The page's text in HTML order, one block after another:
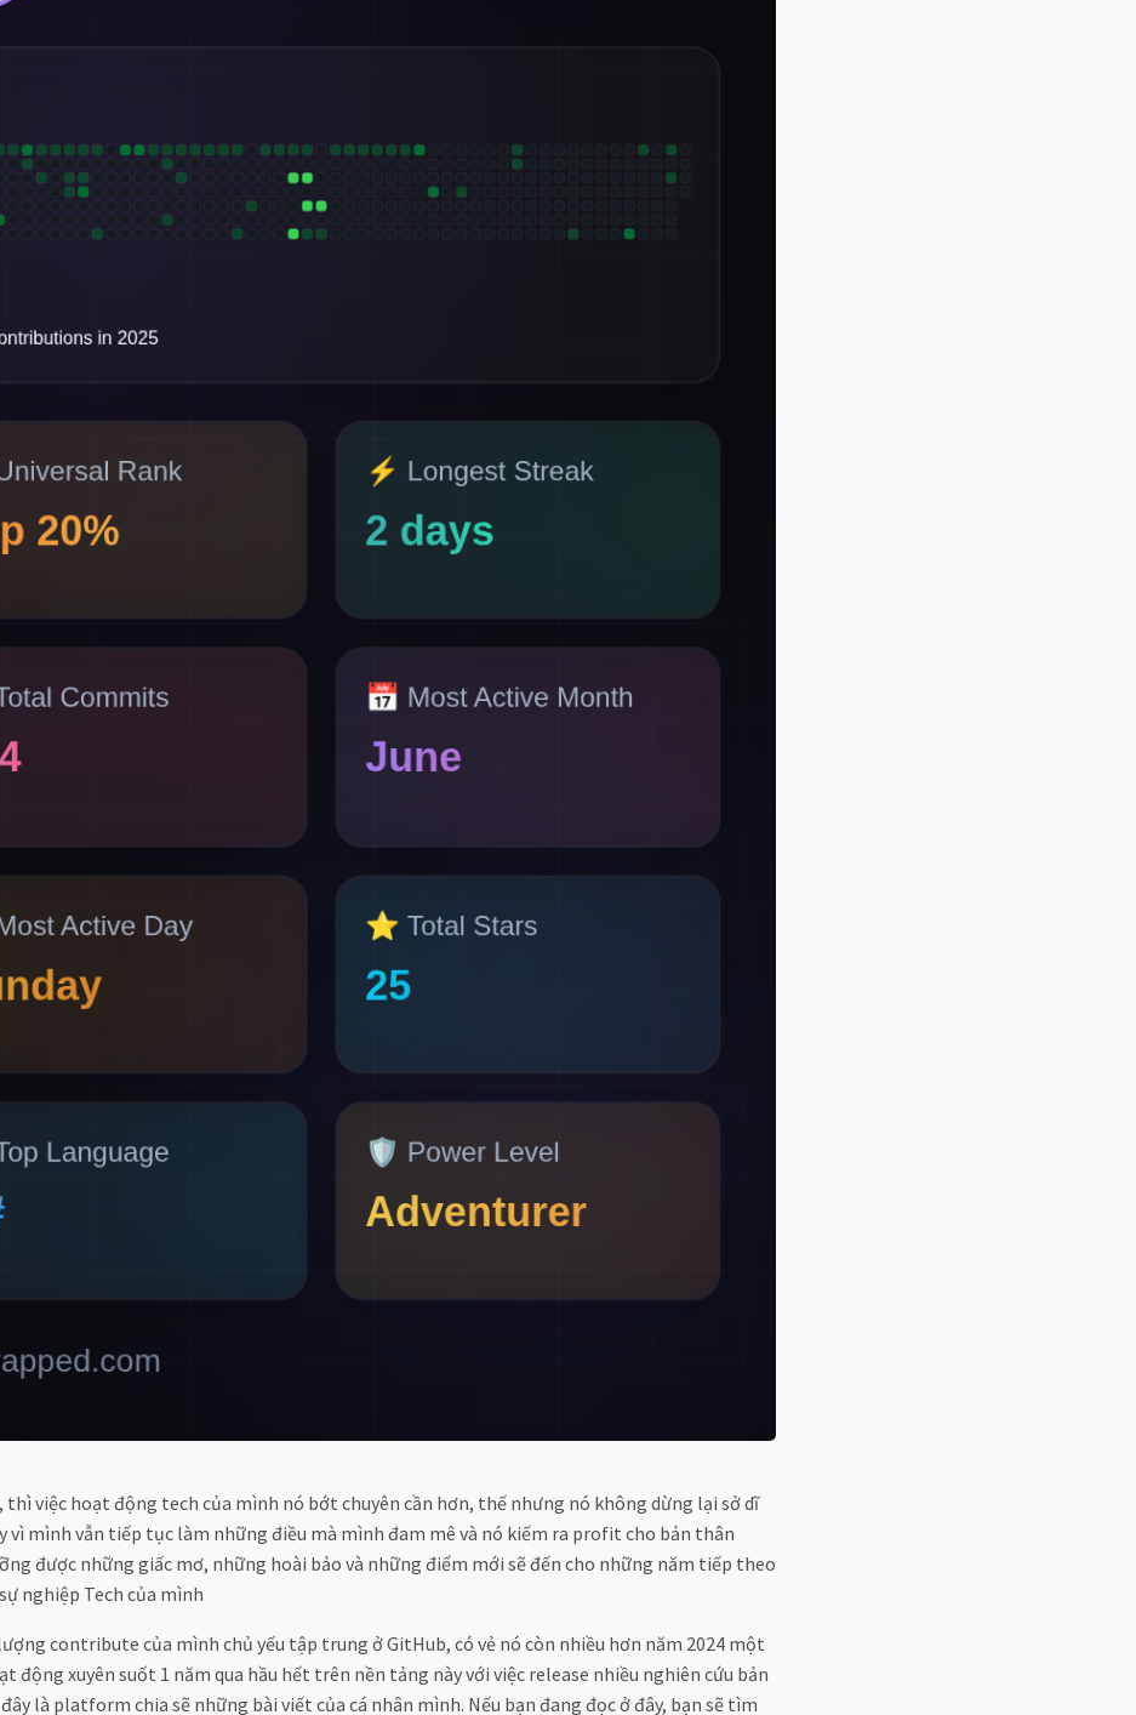
thì việc hoạt động tech của mình nó bớt chuyên cần hơn, thế nhưng nó không dừng lại sở dĩ
vì mình vẫn tiếp tục làm những điều mà mình đam mê và nó kiếm ra profit cho bản thân
được những giấc mơ, những hoài bảo và những điểm mới sẽ đến cho những năm tiếp theo
nghiệp Tech của mình
contribute của mình chủ yếu tập trung ở GitHub, có vẻ nó còn nhiều hơn năm 2024 một
động xuyên suốt 1 năm qua hầu hết trên nền tảng này với việc release nhiều nghiên cứu bản
là platform chia sẽ những bài viết của cá nhân mình. Nếu bạn đang đọc ở đây, bạn sẽ tìm